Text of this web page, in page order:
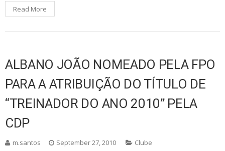
Read More
ALBANO JOÃO NOMEADO PELA FPO
PARA A ATRIBUIÇÃO DO TÍTULO DE
“TREINADOR DO ANO 2010” PELA
CDP
m.santos September 27, 2010 Clube